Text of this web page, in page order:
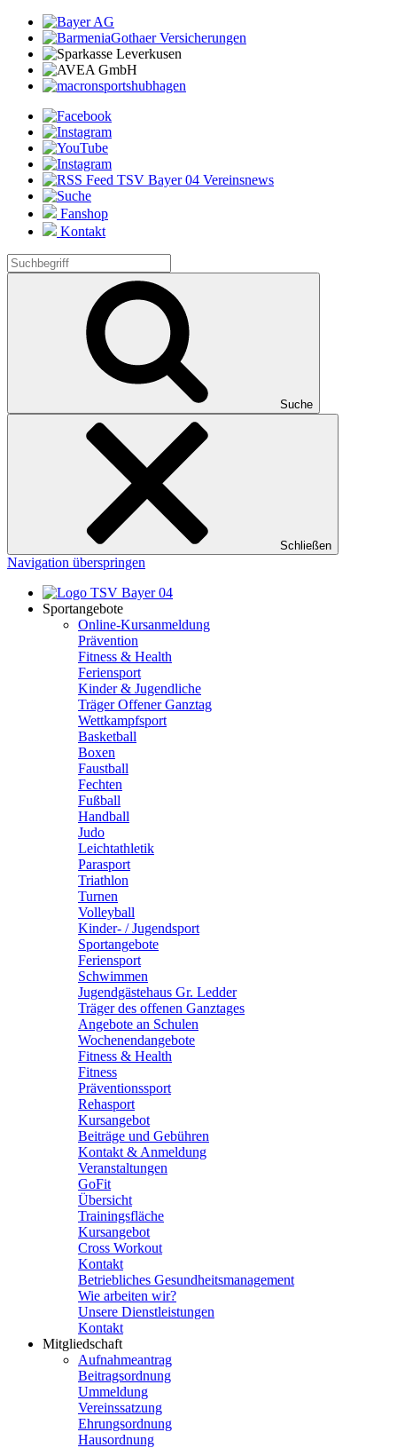
Fanshop
Kontakt
Suche
Schließen
Navigation überspringen
Sportangebote
Online-Kursanmeldung
Prävention
Fitness & Health
Feriensport
Kinder & Jugendliche
Träger Offener Ganztag
Wettkampfsport
Basketball
Boxen
Faustball
Fechten
Fußball
Handball
Judo
Leichtathletik
Parasport
Triathlon
Turnen
Volleyball
Kinder- / Jugendsport
Sportangebote
Feriensport
Schwimmen
Jugendgästehaus Gr. Ledder
Träger des offenen Ganztages
Angebote an Schulen
Wochenendangebote
Fitness & Health
Fitness
Präventionssport
Rehasport
Kursangebot
Beiträge und Gebühren
Kontakt & Anmeldung
Veranstaltungen
GoFit
Übersicht
Trainingsfläche
Kursangebot
Cross Workout
Kontakt
Betriebliches Gesundheitsmanagement
Wie arbeiten wir?
Unsere Dienstleistungen
Kontakt
Mitgliedschaft
Aufnahmeantrag
Beitragsordnung
Ummeldung
Vereinssatzung
Ehrungsordnung
Hausordnung